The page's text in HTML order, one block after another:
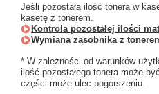
Jeśli pozostała ilość tonera w
kasetę z tonerem.
Kontrola pozostałej ilości
Wymiana zasobnika z
* W zależności od warunków
ilość pozostałego tonera może
części może ulec pogorszeniu.